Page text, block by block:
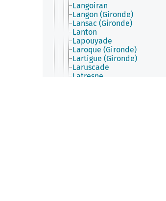
Langoiran
Langon (Gironde)
Lansac (Gironde)
Lanton
Lapouyade
Laroque (Gironde)
Lartigue (Gironde)
Laruscade
Latresne